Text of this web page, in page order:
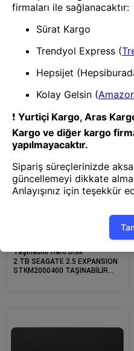
2 TB TWINMOS EXT SSD
USB3.2/TYPE-C DARK GREY
PSSD2TBMEDB
Taşınabilir Hard Disk
2 TB SEAGATE 2.5 EXPANSION
STKM2000400 TAŞINABİLİR